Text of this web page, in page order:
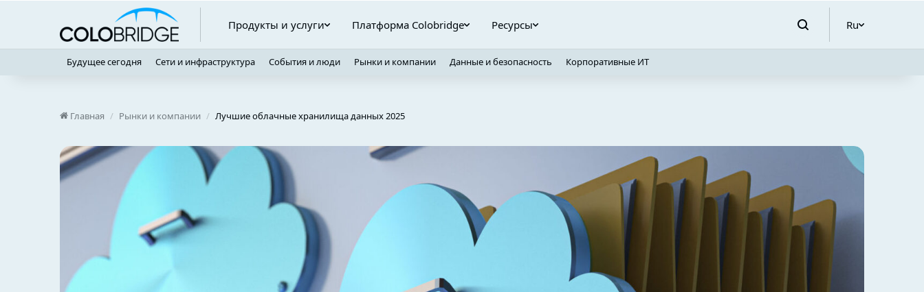
Продукты и услуги Платформа Colobridge Ресурсы Ru
Будущее сегодня Сети и инфраструктура События и люди Рынки и компании Данные и безопасность Корпоративные ИТ
Главная / Рынки и компании / Лучшие облачные хранилища данных 2025